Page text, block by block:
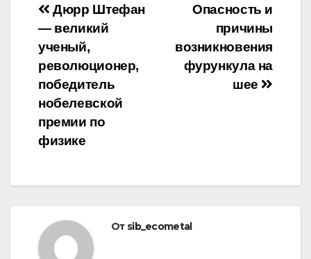
Навигация
по
записям
Опасность и
причины
возникновения
фурункула на
шее
Дюрр Штефан
— великий
ученый,
революционер,
победитель
нобелевской
премии по
физике
От sib_ecometal